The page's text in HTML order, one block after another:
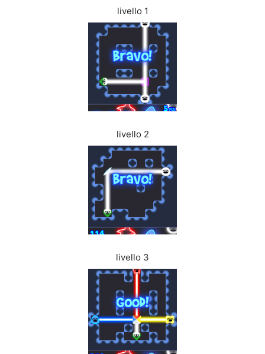
livello 1
livello 2
livello 3